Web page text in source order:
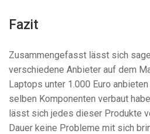
Fazit
Zusammengefasst lässt sich
verschiedene Anbieter auf dem
Laptops unter 1.000 Euro
selben Komponenten verbaut
lässt sich jedes dieser Produkte
Dauer keine Probleme mit sich